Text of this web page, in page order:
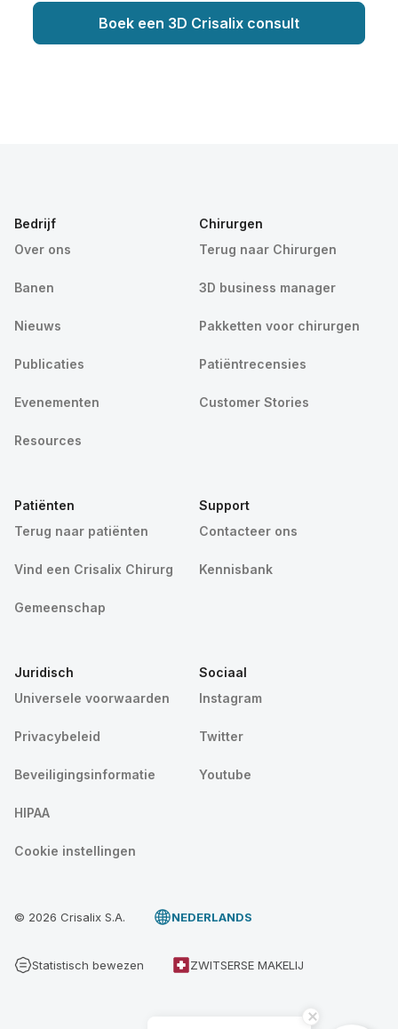
Boek een 3D Crisalix consult
Bedrijf
Over ons
Banen
Nieuws
Publicaties
Evenementen
Resources
Chirurgen
Terug naar Chirurgen
3D business manager
Pakketten voor chirurgen
Patiëntrecensies
Customer Stories
Patiënten
Terug naar patiënten
Vind een Crisalix Chirurg
Gemeenschap
Support
Contacteer ons
Kennisbank
Juridisch
Universele voorwaarden
Privacybeleid
Beveiligingsinformatie
HIPAA
Cookie instellingen
Sociaal
Instagram
Twitter
Youtube
© 2026 Crisalix S.A. NEDERLANDS
Statistisch bewezen ZWITSERSE MAKELIJ